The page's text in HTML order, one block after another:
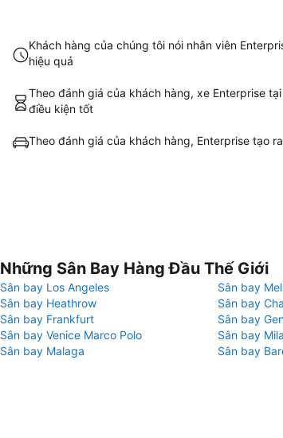
Khách hàng của chúng tôi nói nhân viên
hiệu quả
Theo đánh giá của khách hàng, xe Enterprise
điều kiện tốt
Theo đánh giá của khách hàng, Enterprise tạo
Những Sân Bay Hàng Đầu Thế Giới
Sân bay Los Angeles
Sân bay
Sân bay Heathrow
Sân bay
Sân bay Frankfurt
Sân bay
Sân bay Venice Marco Polo
Sân bay
Sân bay Malaga
Sân bay